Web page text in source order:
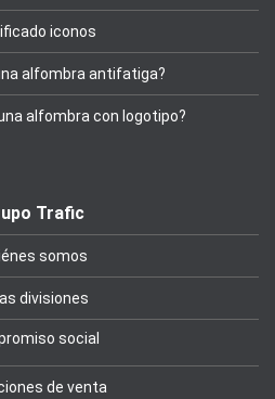
iconos
alfombra antifatiga?
alfombra con logotipo?
Trafic
somos
divisiones
social
de venta